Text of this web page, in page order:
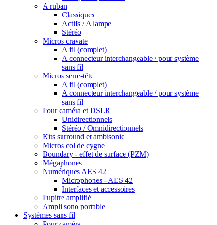
A ruban
Classiques
Actifs / A lampe
Stéréo
Micros cravate
A fil (complet)
A connecteur interchangeable / pour système
sans fil
Micros serre-tête
A fil (complet)
A connecteur interchangeable / pour système
sans fil
Pour caméra et DSLR
Unidirectionnels
Stéréo / Omnidirectionnels
Kits surround et ambisonic
Micros col de cygne
Boundary - effet de surface (PZM)
Mégaphones
Numériques AES 42
Microphones - AES 42
Interfaces et accessoires
Pupitre amplifié
Ampli sono portable
Systèmes sans fil